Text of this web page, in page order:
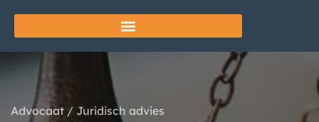
Advocaat / Juridisch advies